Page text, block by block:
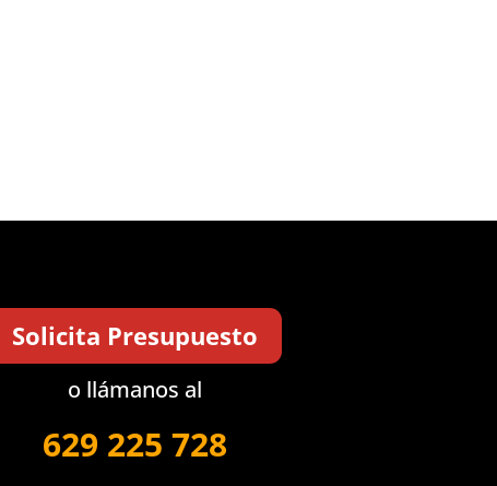
Solicita Presupuesto
o llámanos al
629 225 728